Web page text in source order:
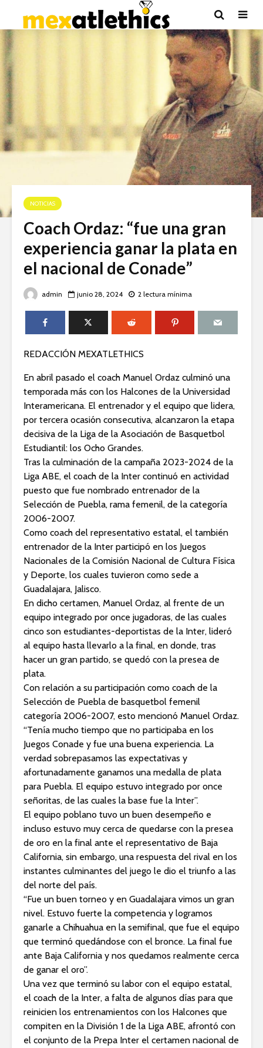
NOTICIAS
Coach Ordaz: “fue una gran
experiencia ganar la plata en
el nacional de Conade”
admin junio 28, 2024 2 lectura mínima
REDACCIÓN MEXATLETHICS
En abril pasado el coach Manuel Ordaz culminó una
temporada más con los Halcones de la Universidad
Interamericana. El entrenador y el equipo que lidera,
por tercera ocasión consecutiva, alcanzaron la etapa
decisiva de la Liga de la Asociación de Basquetbol
Estudiantil: los Ocho Grandes.
Tras la culminación de la campaña 2023-2024 de la
Liga ABE, el coach de la Inter continuó en actividad
puesto que fue nombrado entrenador de la
Selección de Puebla, rama femenil, de la categoría
2006-2007.
Como coach del representativo estatal, el también
entrenador de la Inter participó en los Juegos
Nacionales de la Comisión Nacional de Cultura Física
y Deporte, los cuales tuvieron como sede a
Guadalajara, Jalisco.
En dicho certamen, Manuel Ordaz, al frente de un
equipo integrado por once jugadoras, de las cuales
cinco son estudiantes-deportistas de la Inter, lideró
al equipo hasta llevarlo a la final, en donde, tras
hacer un gran partido, se quedó con la presea de
plata.
Con relación a su participación como coach de la
Selección de Puebla de basquetbol femenil
categoría 2006-2007, esto mencionó Manuel Ordaz.
“Tenía mucho tiempo que no participaba en los
Juegos Conade y fue una buena experiencia. La
verdad sobrepasamos las expectativas y
afortunadamente ganamos una medalla de plata
para Puebla. El equipo estuvo integrado por once
señoritas, de las cuales la base fue la Inter”.
El equipo poblano tuvo un buen desempeño e
incluso estuvo muy cerca de quedarse con la presea
de oro en la final ante el representativo de Baja
California, sin embargo, una respuesta del rival en los
instantes culminantes del juego le dio el triunfo a las
del norte del país.
“Fue un buen torneo y en Guadalajara vimos un gran
nivel. Estuvo fuerte la competencia y logramos
ganarle a Chihuahua en la semifinal, que fue el equipo
que terminó quedándose con el bronce. La final fue
ante Baja California y nos quedamos realmente cerca
de ganar el oro”.
Una vez que terminó su labor con el equipo estatal,
el coach de la Inter, a falta de algunos días para que
reinicien los entrenamientos con los Halcones que
compiten en la División 1 de la Liga ABE, afrontó con
el conjunto de la Prepa Inter el certamen nacional de